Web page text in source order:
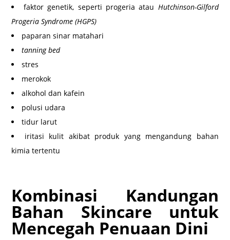
faktor genetik, seperti progeria atau Hutchinson-Gilford
Progeria Syndrome (HGPS)
paparan sinar matahari
tanning bed
stres
merokok
alkohol dan kafein
polusi udara
tidur larut
iritasi kulit akibat produk yang mengandung bahan
kimia tertentu
Kombinasi Kandungan
Bahan Skincare untuk
Mencegah Penuaan Dini